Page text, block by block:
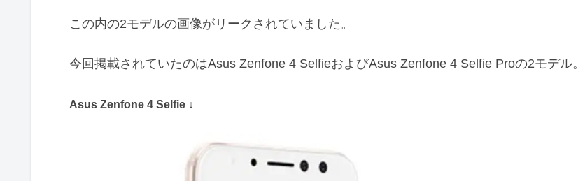
この内の2モデルの画像がリークされていました。
今回掲載されていたのはAsus Zenfone 4 SelfieおよびAsus Zenfone 4 Selfie Proの2モデル。
Asus Zenfone 4 Selfie ↓